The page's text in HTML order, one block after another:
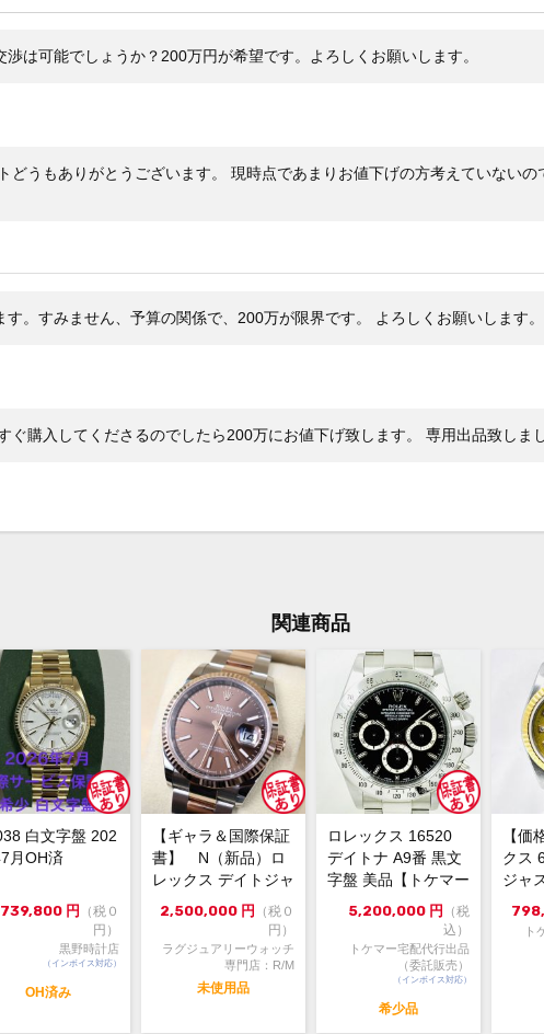
タ
は可能でしょうか？200万円が希望です。よろしくお願いします。
どうもありがとうございます。 現時点であまりお値下げの方考えていない
す。すみません、予算の関係で、200万が限界です。 よろしくお願いします。
ぐ購入してくださるのでしたら200万にお値下げ致します。 専用出品致しま
関連商品
白文字盤 202
月OH済
円
（税０
円）
黒野時計店
（インボイス対応）
OH済み
【ギャラ＆国際保証
書】 N（新品）ロ
レックス デイトジャ
スト126231 36m...
2,500,000 円
（税０
円）
ラグジュアリーウォッチ
専門店：R/M
未使用品
ロレックス 16520
デイトナ A9番 黒文
字盤 美品【トケマー
宅配出品（委託販...
5,200,000 円
（税
込）
トケマー宅配代行出品
（委託販売）
（インボイス対応）
希少品
【価
クス
ジャ
ンパ
ト